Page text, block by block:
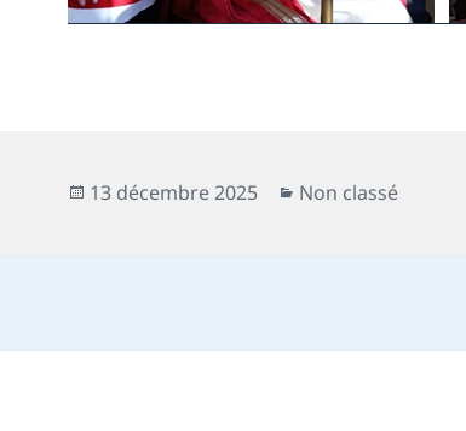
Publié
13 décembre 2025 Catégories
Non classé